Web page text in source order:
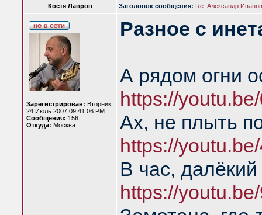
Костя Лавров Заголовок сообщения: Re: Александр
Зарегистрирован: Вторник
24 Июль 2007 09:41:06 PM
Сообщения: 156
Откуда: Москва
Разное с
А рядом огни
https://
Ах, не плыть
https://
В час, далёкий
https://